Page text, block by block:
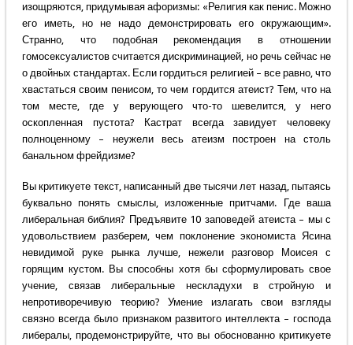
изощряются, придумывая афоризмы: «Религия как пенис. Можно
его иметь, но не надо демонстрировать его окружающим».
Странно, что подобная рекомендация в отношении
гомосексуалистов считается дискриминацией, но речь сейчас не
о двойных стандартах. Если гордиться религией – все равно, что
хвастаться своим пенисом, то чем гордится атеист? Тем, что на
том месте, где у верующего что-то шевелится, у него
оскопленная пустота? Кастрат всегда завидует человеку
полноценному – неужели весь атеизм построен на столь
банальном фрейдизме?
Вы критикуете текст, написанный две тысячи лет назад, пытаясь
буквально понять смыслы, изложенные притчами. Где ваша
либеральная библия? Предъявите 10 заповедей атеиста – мы с
удовольствием разберем, чем поклонение экономиста Ясина
невидимой руке рынка лучше, нежели разговор Моисея с
горящим кустом. Вы способны хотя бы сформулировать свое
учение, связав либеральные нескладухи в стройную и
непротиворечивую теорию? Умение излагать свои взгляды
связно всегда было признаком развитого интеллекта – господа
либералы, продемонстрируйте, что вы обоснованно критикуете